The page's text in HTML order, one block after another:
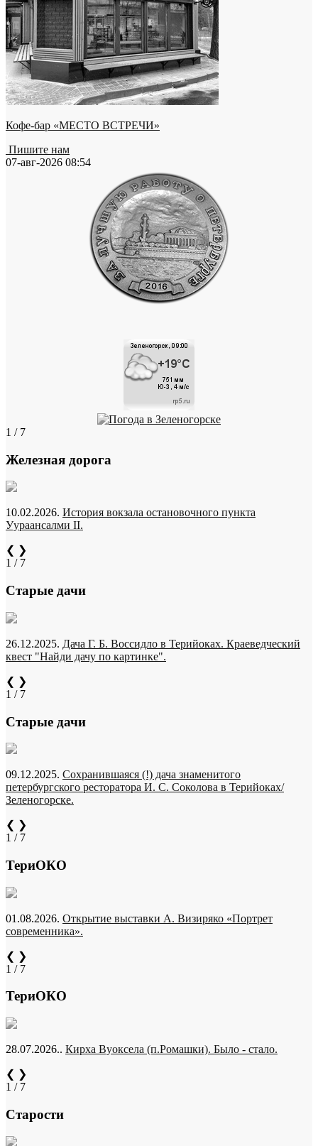
Кофе-бар «МЕСТО ВСТРЕЧИ»
Пишите нам
07-авг-2026 08:54
1 / 7
Железная дорога
10.02.2026. История вокзала остановочного пункта
Уураансалми II.
❮ ❯
1 / 7
Старые дачи
26.12.2025. Дача Г. Б. Воссидло в Терийоках. Краеведческий
квест "Найди дачу по картинке".
❮ ❯
1 / 7
Старые дачи
09.12.2025. Сохранившаяся (!) дача знаменитого
петербургского ресторатора И. С. Соколова в Терийоках/
Зеленогорске.
❮ ❯
1 / 7
ТериОКО
01.08.2026. Открытие выставки А. Визиряко «Портрет
современника».
❮ ❯
1 / 7
ТериОКО
28.07.2026.. Кирха Вуоксела (п.Ромашки). Было - стало.
❮ ❯
1 / 7
Старости